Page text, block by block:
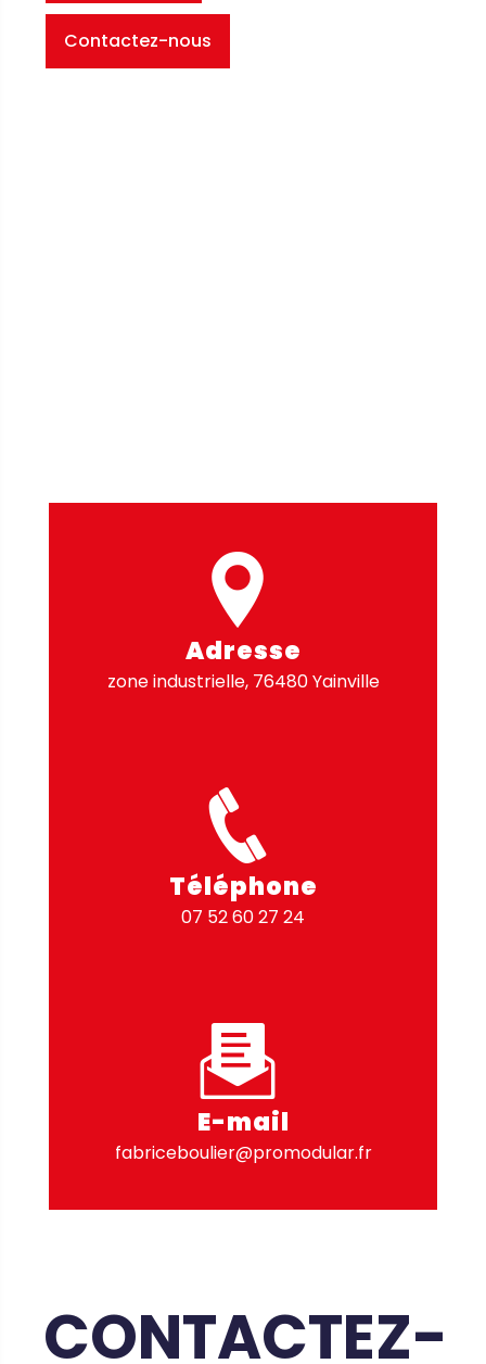
Contactez-nous
Adresse
zone industrielle, 76480 Yainville
Téléphone
07 52 60 27 24
E-mail
fabriceboulier@promodular.fr
CONTACTEZ-